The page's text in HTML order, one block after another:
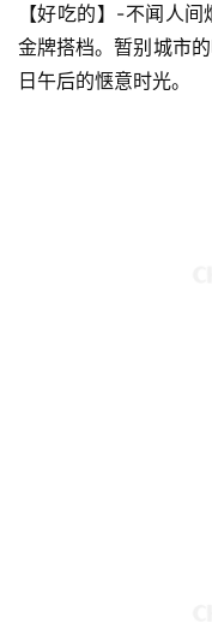
【好吃的】-不闻人
金牌搭档。暂别城市
日午后的惬意时光。